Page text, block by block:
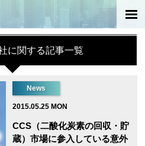
に関する記事一覧
News
2015.05.25 MON
CCS（二酸化炭素の回収・貯
蔵）市場に参入している意外